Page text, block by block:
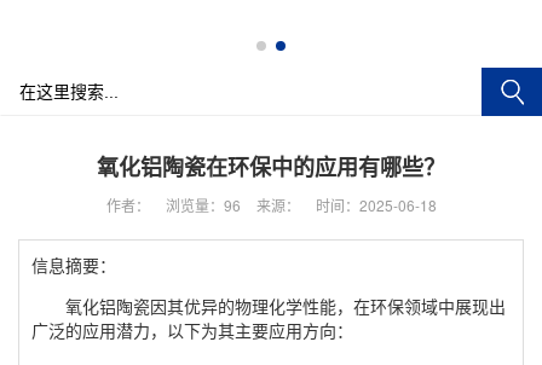
氧化铝陶瓷在环保中的应用有哪些？
作者： 浏览量： 96 来源： 时间：2025-06-18
信息摘要：
氧化铝陶瓷因其优异的物理化学性能，在环保领域中展现出
广泛的应用潜力，以下为其主要应用方向：